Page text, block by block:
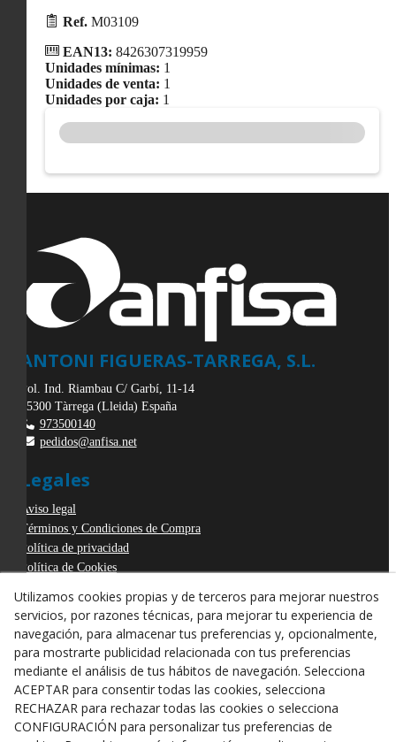
Ref. M03109
EAN13: 8426307319959
Unidades mínimas: 1
Unidades de venta: 1
Unidades por caja: 1
ANTONI FIGUERAS-TARREGA, S.L.
Pol. Ind. Riambau C/ Garbí, 11-14
25300 Tàrrega (Lleida) España
973500140
pedidos@anfisa.net
Legales
Aviso legal
Términos y Condiciones de Compra
Política de privacidad
Política de Cookies
Derecho de desistimiento
Utilizamos cookies propias y de terceros para mejorar nuestros
servicios, por razones técnicas, para mejorar tu experiencia de
navegación, para almacenar tus preferencias y, opcionalmente,
para mostrarte publicidad relacionada con tus preferencias
mediante el análisis de tus hábitos de navegación. Selecciona
ACEPTAR para consentir todas las cookies, selecciona
RECHAZAR para rechazar todas las cookies o selecciona
CONFIGURACIÓN para personalizar tus preferencias de